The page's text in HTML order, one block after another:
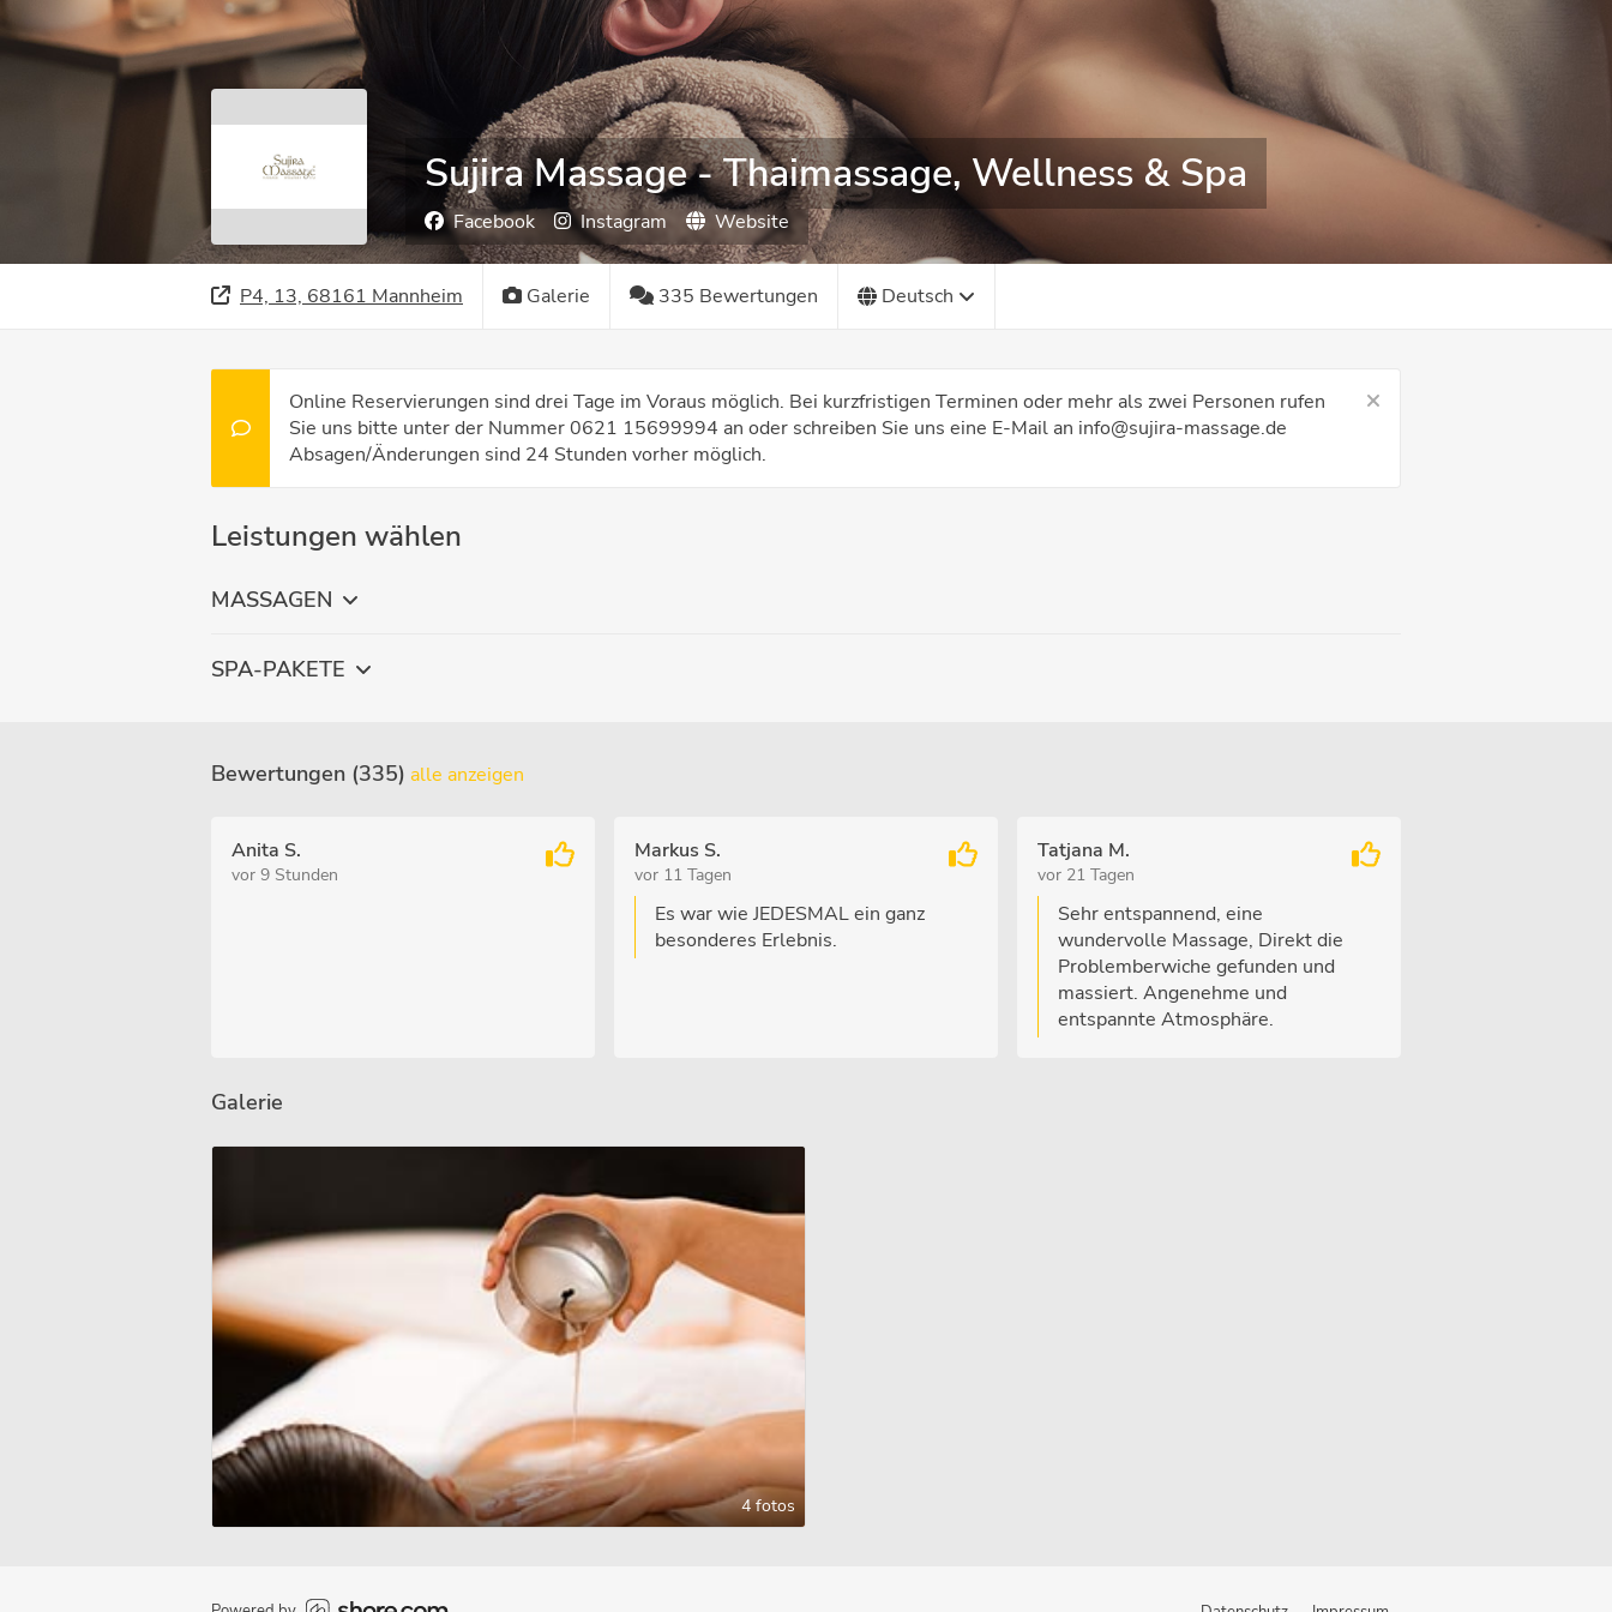
Sujira Massage - Thaimassage, Wellness & Spa
Facebook Instagram Website
P4, 13, 68161 Mannheim Galerie 335 Bewertungen Deutsch
Online Reservierungen sind drei Tage im Voraus möglich. Bei kurzfristigen Terminen oder mehr als zwei Personen rufen
Sie uns bitte unter der Nummer 0621 15699994 an oder schreiben Sie uns eine E-Mail an info@sujira-massage.de
Absagen/Änderungen sind 24 Stunden vorher möglich.
Leistungen wählen
MASSAGEN
SPA-PAKETE
Bewertungen (335) alle anzeigen
Anita S.
vor 9 Stunden
Markus S.
vor 11 Tagen
Es war wie JEDESMAL ein ganz
besonderes Erlebnis.
Tatjana M.
vor 21 Tagen
Sehr entspannend, eine
wundervolle Massage, Direkt die
Problemberwiche gefunden und
massiert. Angenehme und
entspannte Atmosphäre.
Galerie
4 fotos